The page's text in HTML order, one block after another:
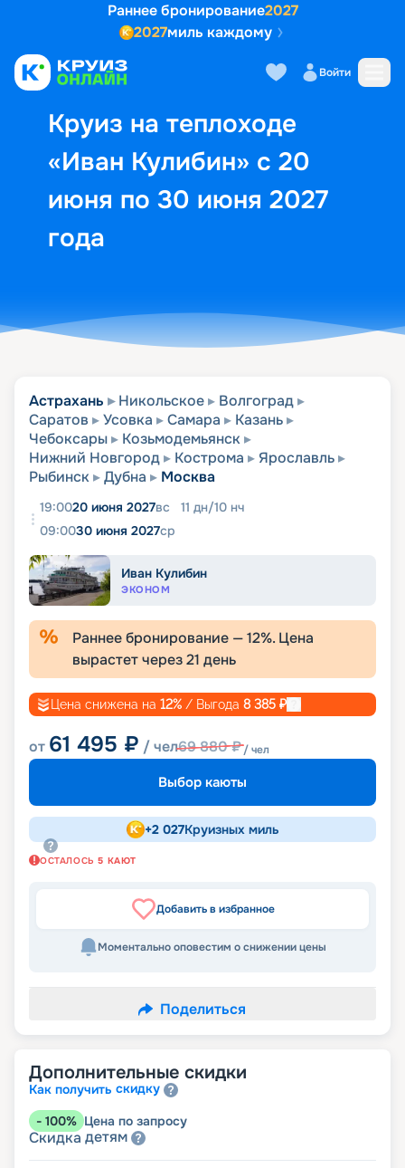
Раннее бронирование2027
2027миль каждому
Войти
Круиз на теплоходе
«Иван Кулибин» с 20
июня по 30 июня 2027
года
Выбор кают Маршрут и
Астрахань Никольское
Волгоград
Саратов
Усовка Самара
Казань
Чебоксары
Козьмодемьянск
Нижний Новгород
Кострома
Ярославль
Рыбинск
Дубна Москва
19:0020 июня 2027вс 11 дн/10 нч
09:0030 июня 2027ср
Иван Кулибин
ЭКОНОМ
Раннее бронирование —12%. Цена
вырастет через21 день
Цена снижена на 12% / Выгода 8 385 ₽
от 61 495 ₽ / чел69 880₽/ чел
Выбор каюты
+2 027Круизных миль
ОСТАЛОСЬ 5 КАЮТ
Добавить в избранное
Моментально оповестим о снижении цены
Поделиться
Дополнительные скидки
Как получить скидку
- 100% Цена по запросу
Скидка детям